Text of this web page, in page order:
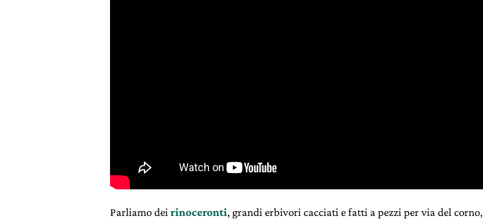
Parliamo dei rinoceronti, grandi erbivori cacciati e fatti a pezzi per via del corno,